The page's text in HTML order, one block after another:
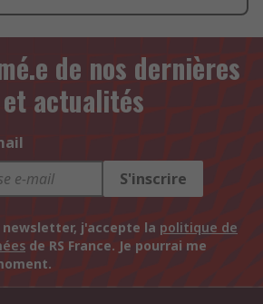
de nos dernières
actualités
S'inscrire
j'accepte la politique de
de RS France. Je pourrai me